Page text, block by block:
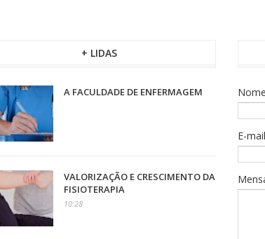
+ LIDAS
A FACULDADE DE ENFERMAGEM
VALORIZAÇÃO E CRESCIMENTO DA
FISIOTERAPIA
10:28
Nome
E-